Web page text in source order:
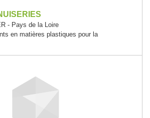
- Pays de la Loire
en matières plastiques pour la